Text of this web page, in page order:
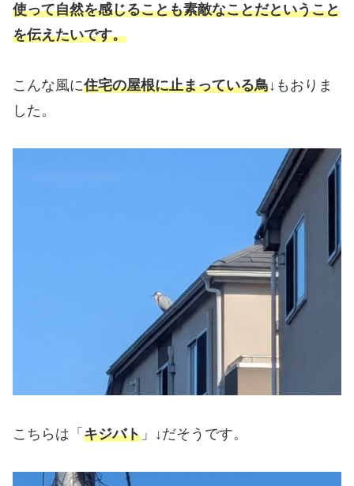
使って自然を感じることも素敵なことだということ
を伝えたいです。
こんな風に住宅の屋根に止まっている鳥↓もおりま
した。
こちらは「 キジバト 」↓だそうです。